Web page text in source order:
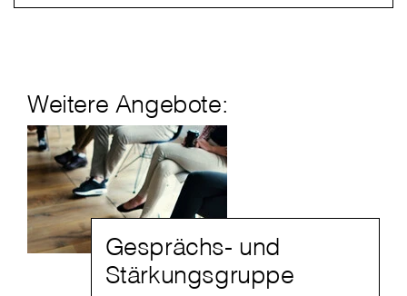
Weitere Angebote:
Gesprächs- und
Stärkungsgruppe